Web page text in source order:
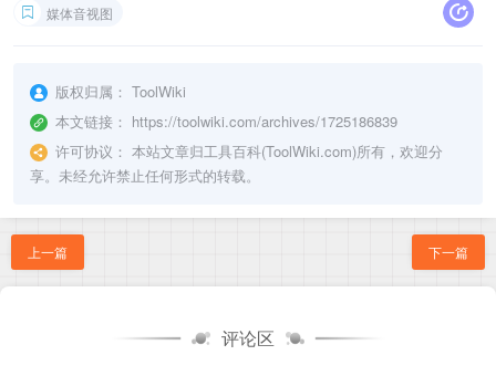
媒体音视图
版权归属： ToolWiki
本文链接： https://toolwiki.com/archives/1725186839
许可协议： 本站文章归工具百科(ToolWiki.com)所有，欢迎分
享。未经允许禁止任何形式的转载。
上一篇 下一篇
评论区